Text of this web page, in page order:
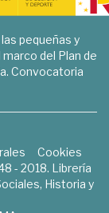
pequeñas y
del Plan de
Convocatoria
Cookies
- 2018. Librería
Historia y